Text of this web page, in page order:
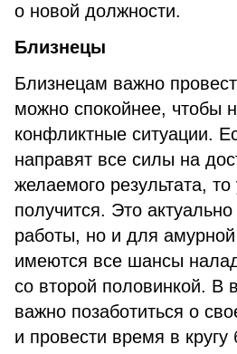
о новой должности.
Близнецы
Близнецам важно
можно спокойнее, чтобы
конфликтные ситуации.
направят все силы на
желаемого результата, то
получится. Это
работы, но и для
имеются все шансы
со второй половинкой. В
важно позаботиться о
и провести время в